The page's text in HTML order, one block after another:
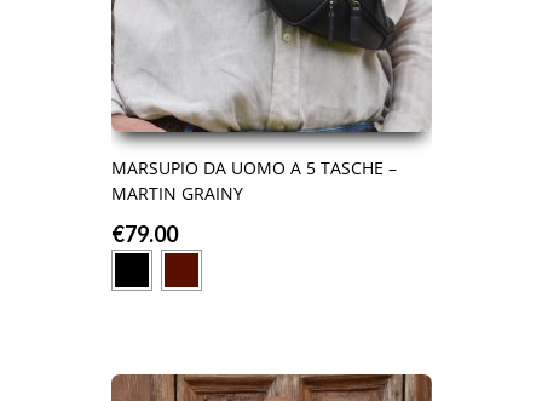
MARSUPIO DA UOMO A 5 TASCHE –
MARTIN GRAINY
€79.00